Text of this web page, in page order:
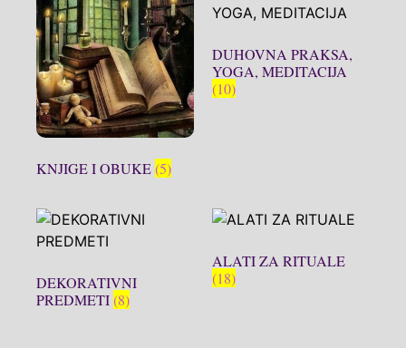
KNJIGE I OBUKE(5)
DUHOVNA PRAKSA,
YOGA, MEDITACIJA
(10)
DEKORATIVNI
PREDMETI(8)
ALATI ZA RITUALE
(18)